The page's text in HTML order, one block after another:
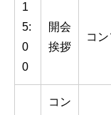
1
5:
0
0
開会
挨拶
コ
コン